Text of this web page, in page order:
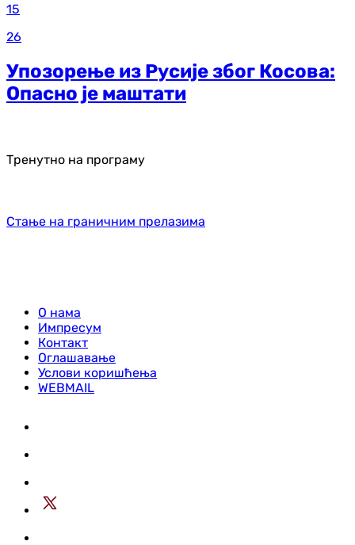
15
26
Упозорење из Русије због Косова:
Опасно је маштати
Тренутно на програму
Стање на граничним прелазима
О нама
Импресум
Контакт
Оглашавање
Услови коришћења
WEBMAIL